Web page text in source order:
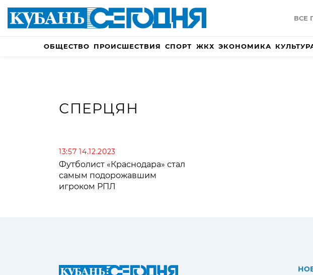
ВСЕ
ОБЩЕСТВО ПРОИСШЕСТВИЯ СПОРТ ЖКХ ЭКОНОМИКА
СПЕРЦЯН
13:57 14.12.2023
Футболист «Краснодара» стал
самым подорожавшим
игроком РПЛ